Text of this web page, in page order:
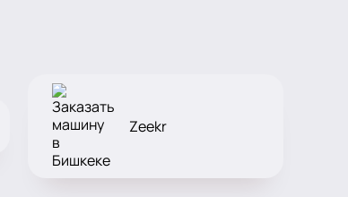
Zeekr